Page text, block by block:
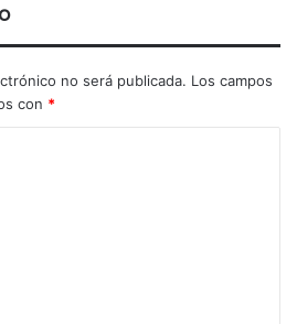
no será publicada. Los campos
con *